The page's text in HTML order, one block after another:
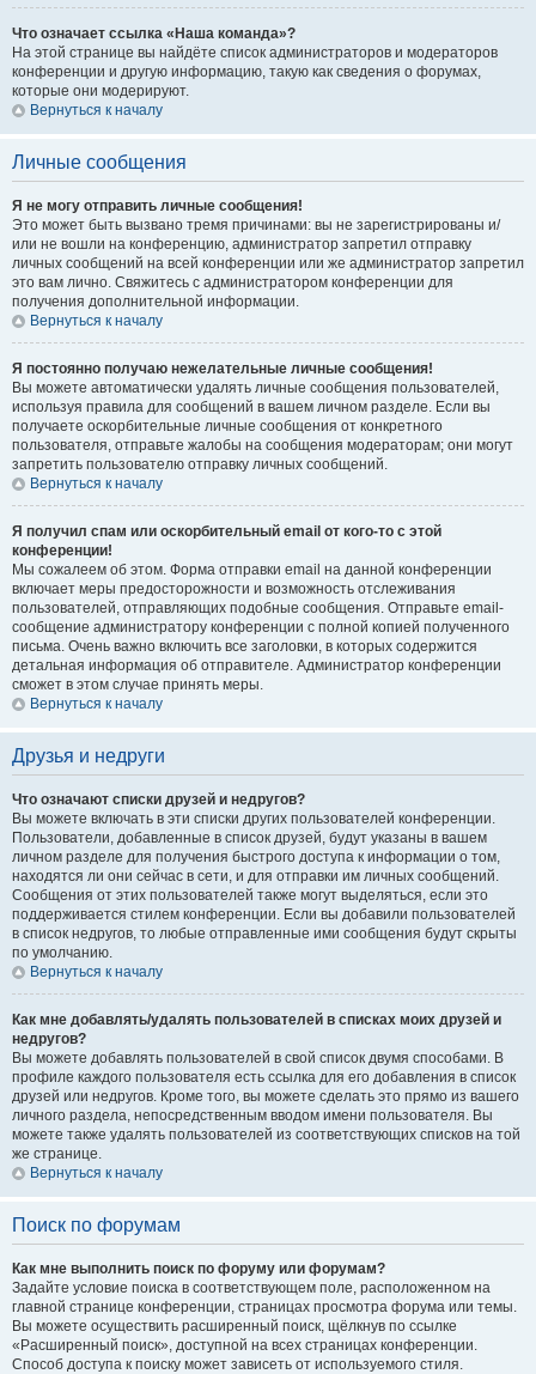
Что означает ссылка «Наша команда»?
На этой странице вы найдёте список администраторов и модераторов
конференции и другую информацию, такую как сведения о форумах,
которые они модерируют.
Вернуться к началу
Личные сообщения
Я не могу отправить личные сообщения!
Это может быть вызвано тремя причинами: вы не зарегистрированы и/
или не вошли на конференцию, администратор запретил отправку
личных сообщений на всей конференции или же администратор запретил
это вам лично. Свяжитесь с администратором конференции для
получения дополнительной информации.
Вернуться к началу
Я постоянно получаю нежелательные личные сообщения!
Вы можете автоматически удалять личные сообщения пользователей,
используя правила для сообщений в вашем личном разделе. Если вы
получаете оскорбительные личные сообщения от конкретного
пользователя, отправьте жалобы на сообщения модераторам; они могут
запретить пользователю отправку личных сообщений.
Вернуться к началу
Я получил спам или оскорбительный email от кого-то с этой
конференции!
Мы сожалеем об этом. Форма отправки email на данной конференции
включает меры предосторожности и возможность отслеживания
пользователей, отправляющих подобные сообщения. Отправьте email-
сообщение администратору конференции с полной копией полученного
письма. Очень важно включить все заголовки, в которых содержится
детальная информация об отправителе. Администратор конференции
сможет в этом случае принять меры.
Вернуться к началу
Друзья и недруги
Что означают списки друзей и недругов?
Вы можете включать в эти списки других пользователей конференции.
Пользователи, добавленные в список друзей, будут указаны в вашем
личном разделе для получения быстрого доступа к информации о том,
находятся ли они сейчас в сети, и для отправки им личных сообщений.
Сообщения от этих пользователей также могут выделяться, если это
поддерживается стилем конференции. Если вы добавили пользователей
в список недругов, то любые отправленные ими сообщения будут скрыты
по умолчанию.
Вернуться к началу
Как мне добавлять/удалять пользователей в списках моих друзей и
недругов?
Вы можете добавлять пользователей в свой список двумя способами. В
профиле каждого пользователя есть ссылка для его добавления в список
друзей или недругов. Кроме того, вы можете сделать это прямо из вашего
личного раздела, непосредственным вводом имени пользователя. Вы
можете также удалять пользователей из соответствующих списков на той
же странице.
Вернуться к началу
Поиск по форумам
Как мне выполнить поиск по форуму или форумам?
Задайте условие поиска в соответствующем поле, расположенном на
главной странице конференции, страницах просмотра форума или темы.
Вы можете осуществить расширенный поиск, щёлкнув по ссылке
«Расширенный поиск», доступной на всех страницах конференции.
Способ доступа к поиску может зависеть от используемого стиля.